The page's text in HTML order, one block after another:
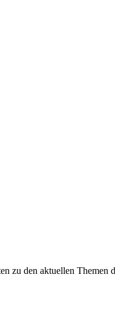
zu den aktuellen Themen